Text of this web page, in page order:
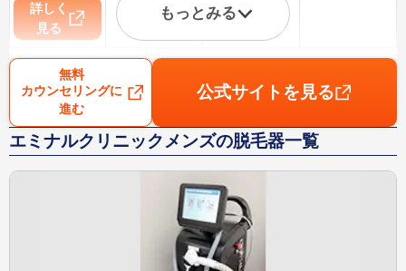
詳しく
見る
VIO
詳しく
78,000
VIO5回
※2
15,600円 2,260円
もっとみる
無料
カウンセリングに
進む
公式サイトを見る
エミナルクリニックメンズの脱毛器一覧